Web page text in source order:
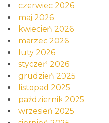
czerwiec 2026
maj 2026
kwiecień 2026
marzec 2026
luty 2026
styczeń 2026
grudzień 2025
listopad 2025
październik 2025
wrzesień 2025